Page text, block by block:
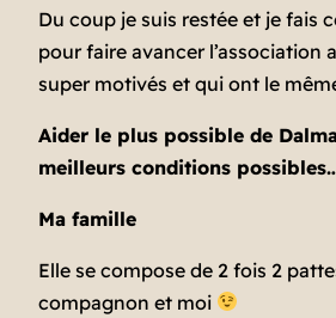
Du coup je suis restée et je fais
pour faire avancer l’association
super motivés et qui ont le
Aider le plus possible de
meilleurs conditions
Ma famille
Elle se compose de 2 fois 2
compagnon et moi